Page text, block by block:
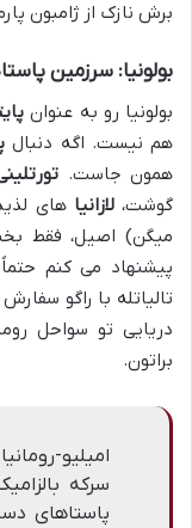
برش نازک از ژامبون
بولونیا: سرزمین
بولونیا رو به عنوان
هم نیست. اگه دنبال
همون جاست.
گوشت،لازانیا های
میگن) اصیل، فقط
پیشنهاد می کنم
تالیاتله با راگو
دریایی تو سواحل
براتون.
امیلیو-
سرکه
پاستاهای